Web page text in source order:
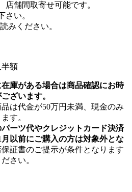
店舗間取寄せ可能です。
さい。
みください。
額
庫がある場合は商品確認にお時
ざいます。
は代金が50万円未満、現金のみ
す。
ーツ代やクレジットカード決済
月以前にご購入の方は対象外とな
保証書のご提示が条件となります
さい。